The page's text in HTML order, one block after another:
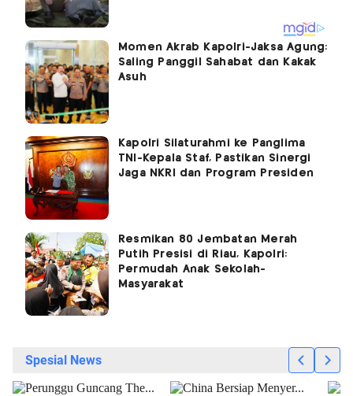
Momen Akrab Kapolri-Jaksa Agung:
Saling Panggil Sahabat dan Kakak
Asuh
Kapolri Silaturahmi ke Panglima
TNI-Kepala Staf, Pastikan Sinergi
Jaga NKRI dan Program Presiden
Resmikan 80 Jembatan Merah
Putih Presisi di Riau, Kapolri:
Permudah Anak Sekolah-
Masyarakat